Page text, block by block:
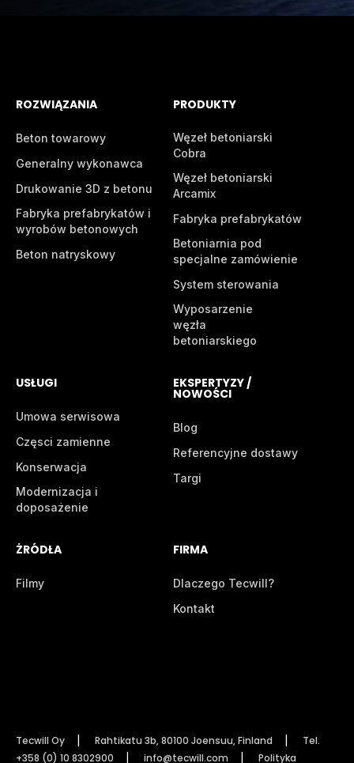
ROZWIĄZANIA
Beton towarowy
Generalny wykonawca
Drukowanie 3D z betonu
Fabryka prefabrykatów i
wyrobów betonowych
Beton natryskowy
PRODUKTY
Węzeł betoniarski
Cobra
Węzeł betoniarski
Arcamix
Fabryka prefabrykatów
Betoniarnia pod
specjalne zamówienie
System sterowania
Wyposarzenie
węzła
betoniarskiego
USŁUGI
Umowa serwisowa
Częsci zamienne
Konserwacja
Modernizacja i
doposażenie
EKSPERTYZY /
NOWOŚCI
Blog
Referencyjne dostawy
Targi
ŻRÓDŁA
Filmy
FIRMA
Dlaczego Tecwill?
Kontakt
Tecwill Oy Rahtikatu 3b, 80100 Joensuu, Finland
Tel.
+358 (0) 10 8302900
info@tecwill.com Polityka